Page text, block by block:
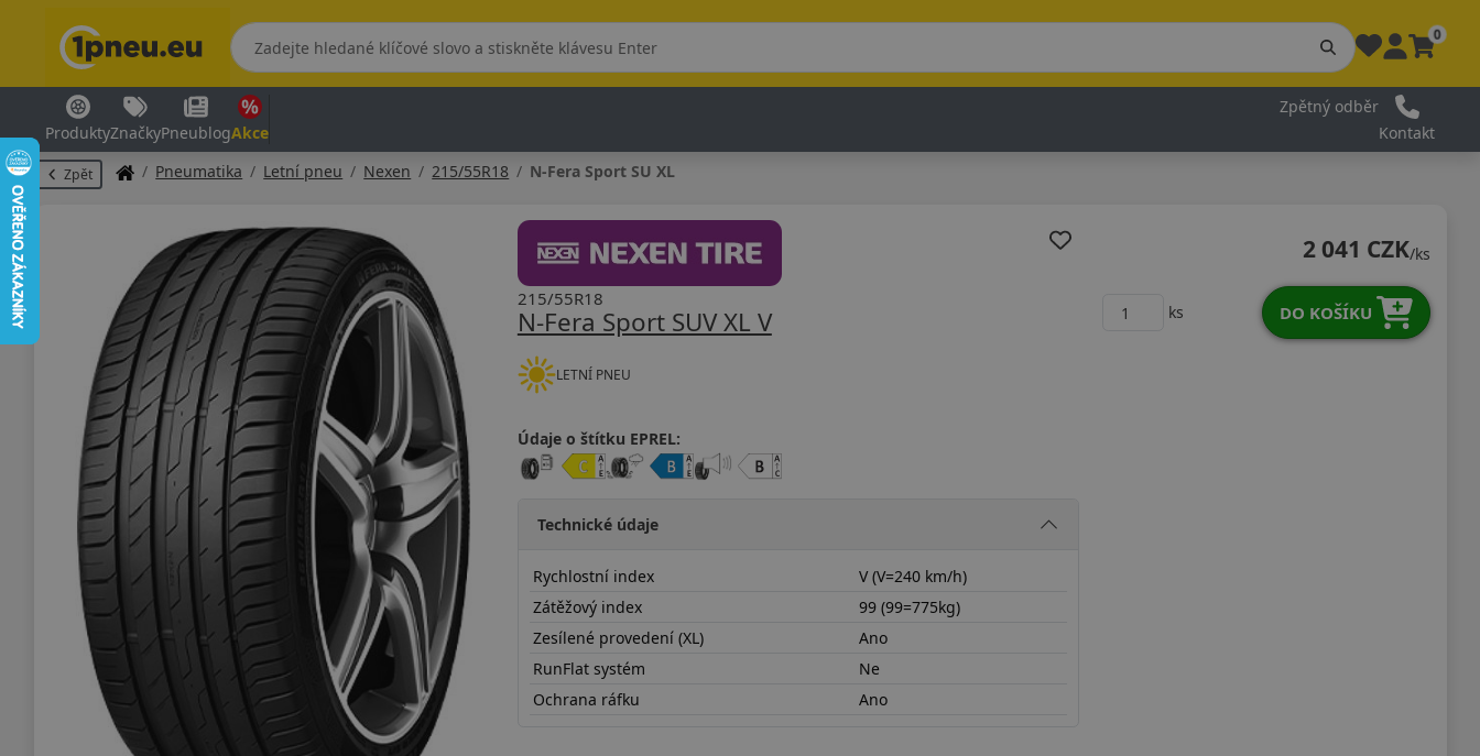
0
ProduktyZnačkyPneublogAkce
Zpětný odběr
Kontakt
Zpět Pneumatika Letní pneu Nexen 215/55R18 N-Fera Sport SU XL
N-Fera Sport SUV XL V
215/55R18
LETNÍ PNEU
Údaje o štítku EPREL:
Technické údaje
Rychlostní index
V (V=240 km/h)
Zátěžový index
99 (99=775kg)
Zesílené provedení (XL)
Ano
RunFlat systém
Ne
Ochrana ráfku
Ano
2 041 CZK/ks
ks DO KOŠÍKU